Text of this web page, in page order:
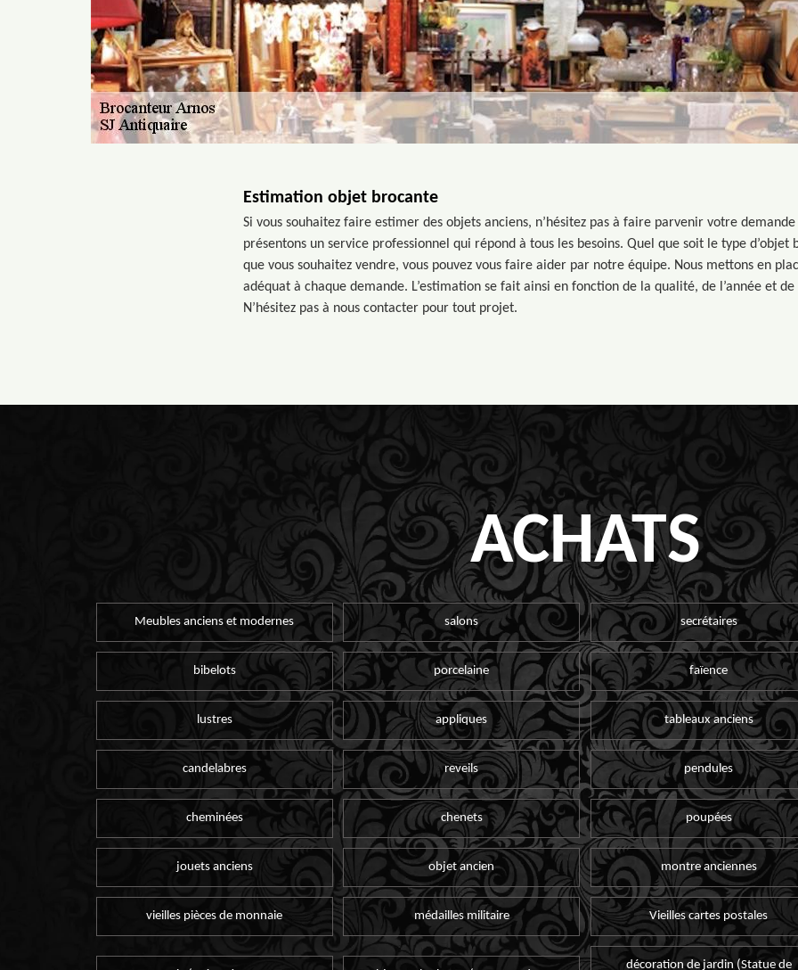
Estimation objet brocante
Si vous souhaitez faire estimer des objets anciens, n’hésitez pas à faire parvenir votre
présentons un service professionnel qui répond à tous les besoins. Quel que soit le type d’objet
que vous souhaitez vendre, vous pouvez vous faire aider par notre équipe. Nous mettons en
adéquat à chaque demande. L’estimation se fait ainsi en fonction de la qualité, de l’année et
N’hésitez pas à nous contacter pour tout projet.
ACHATS
Meubles anciens et modernes salons secrétaires
bibelots porcelaine faïence
lustres appliques tableaux anciens
candelabres reveils pendules
cheminées chenets poupées
jouets anciens objet ancien montre anciennes
vieilles pièces de monnaie médailles militaire Vieilles cartes postales
décoration de jardin (Statue de